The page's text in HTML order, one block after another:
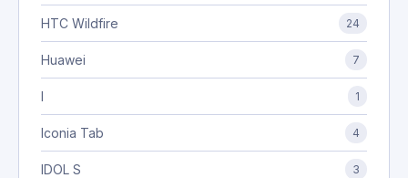
HTC Wildfire 24
Huawei 7
I 1
Iconia Tab 4
IDOL S 3